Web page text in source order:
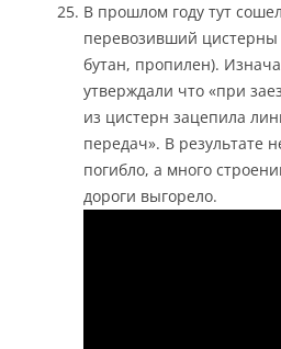
В прошлом году тут
перевозивший цистерны
бутан, пропилен).
утверждали что «при
из цистерн зацепила
передач». В результате
погибло, а много
дороги выгорело.